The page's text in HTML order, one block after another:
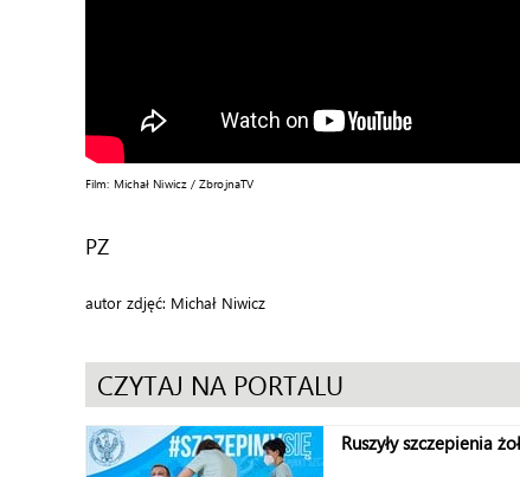
Film: Michał Niwicz / ZbrojnaTV
PZ
autor zdjęć: Michał Niwicz
CZYTAJ NA PORTALU
Ruszyły szczepienia